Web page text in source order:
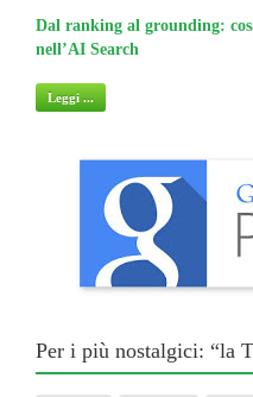
Dal ranking al grounding:
nell’AI Search
Leggi ...
Per i più nostalgici: “la